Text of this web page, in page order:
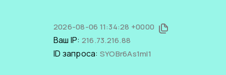
2026-08-06 11:34:28 +0000
Ваш IP: 216.73.216.88
ID запроса: SYOBr6As1mI1